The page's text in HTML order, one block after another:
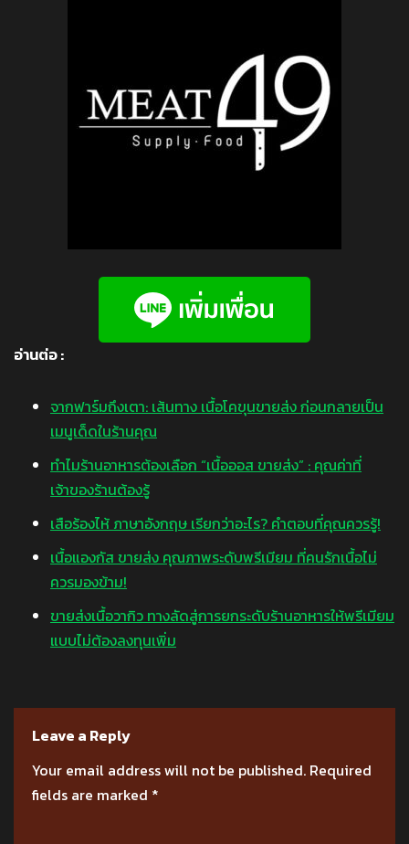
อ่านต่อ :
จากฟาร์มถึงเตา: เส้นทาง เนื้อโคขุนขายส่ง ก่อนกลายเป็น
เมนูเด็ดในร้านคุณ
ทำไมร้านอาหารต้องเลือก “เนื้อออส ขายส่ง” : คุณค่าที่
เจ้าของร้านต้องรู้
เสือร้องไห้ ภาษาอังกฤษ เรียกว่าอะไร? คำตอบที่คุณควรรู้!
เนื้อแองกัส ขายส่ง คุณภาพระดับพรีเมียม ที่คนรักเนื้อไม่
ควรมองข้าม!
ขายส่งเนื้อวากิว ทางลัดสู่การยกระดับร้านอาหารให้พรีเมียม
แบบไม่ต้องลงทุนเพิ่ม
Leave a Reply
Your email address will not be published. Required
fields are marked *